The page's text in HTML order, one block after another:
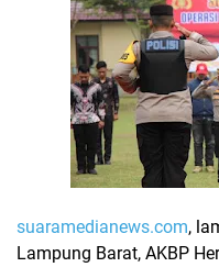
suaramedianews.com,
Lampung Barat, AKBP